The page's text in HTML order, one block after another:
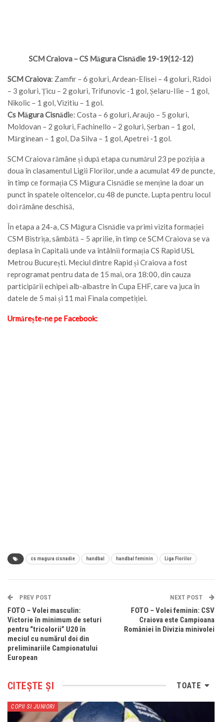
SCM Craiova – CS Măgura Cisnădie 19-19(12-12)
SCM Craiova: Zamfir – 6 goluri, Ardean-Elisei – 4 goluri, Rădoi
– 3 goluri, Țicu – 2 goluri, Trifunovic -1 gol, Șelaru-Ilie – 1 gol,
Nikolic – 1 gol, Vizitiu – 1 gol.
Cs Măgura Cisnădie: Costa – 6 goluri, Araujo – 5 goluri,
Moldovan – 2 goluri, Fachinello – 2 goluri, Șerban – 1 gol,
Mărginean – 1 gol, Da Silva – 1 gol, Apetrei -1 gol.
SCM Craiova rămâne și după etapa cu numărul 23 pe poziția a
doua în clasamentul Ligii Florilor, unde a acumulat 49 de puncte,
în timp ce formația CS Măgura Cisnădie se menține la doar un
punct în spatele oltencelor, cu 48 de puncte. Lupta pentru locul
doi rămâne deschisă,
În etapa a 24-a, CS Măgura Cisnădie va primi vizita formației
CSM Bistrița, sâmbătă – 5 aprilie, în timp ce SCM Craiova se va
deplasa în Capitală unde va întâlnii formația CS Rapid USL
Metrou București. Meciul dintre Rapid și Craiova a fost
reprogramat pentru data de 15 mai, ora 18:00, din cauza
participării echipei alb-albastre în Cupa EHF, care va juca în
datele de 5 mai și 11 mai Finala competiției.
Urmărește-ne pe Facebook:
cs magura cisnadie handbal handbal feminin Liga Florilor
PREV POST
FOTO – Volei masculin:
Victorie în minimum de seturi
pentru ”tricolorii” U20 în
meciul cu numărul doi din
preliminariile Campionatului
European
NEXT POST
FOTO – Volei feminin: CSV
Craiova este Campioana
României în Divizia minivolei
TOATE
CITEȘTE ȘI
COPII SI JUNIORI